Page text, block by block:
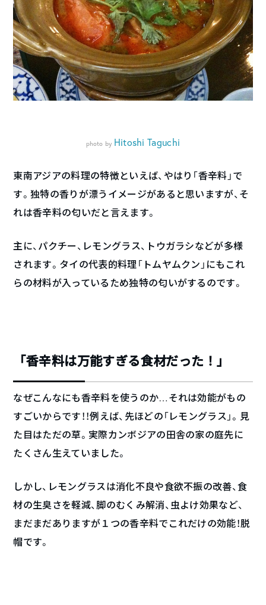
photo by Hitoshi Taguchi
東南アジアの料理の特徴といえば、やはり「香辛料」で
す。独特の香りが漂うイメージがあると思いますが、そ
れは香辛料の匂いだと言えます。
主に、パクチー、レモングラス、トウガラシなどが多様
されます。タイの代表的料理「トムヤムクン」にもこれ
らの材料が入っているため独特の匂いがするのです。
「香辛料は万能すぎる食材だった！」
なぜこんなにも香辛料を使うのか…それは効能がもの
すごいからです！！例えば、先ほどの「レモングラス」。見
た目はただの草。実際カンボジアの田舎の家の庭先に
たくさん生えていました。
しかし、レモングラスは消化不良や食欲不振の改善、食
材の生臭さを軽減、脚のむくみ解消、虫よけ効果など、
まだまだありますが１つの香辛料でこれだけの効能！脱
帽です。